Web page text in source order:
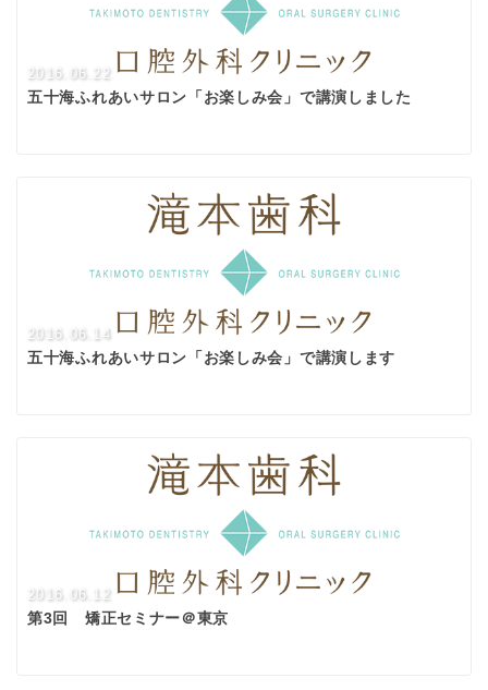
2016.06.22
五十海ふれあいサロン「お楽しみ会」で講演しました
2016.06.14
五十海ふれあいサロン「お楽しみ会」で講演します
2016.06.12
第3回 矯正セミナー＠東京